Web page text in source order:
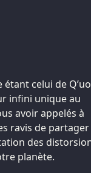
celui de
infini unique au
avoir appelés à
ravis de partager
des
planète.